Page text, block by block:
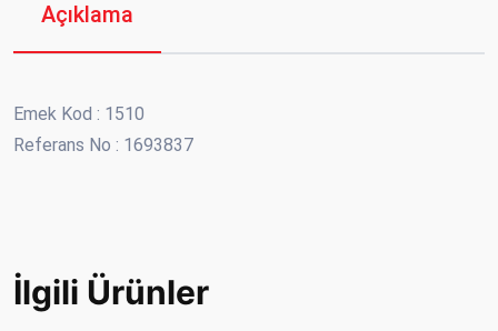
Açıklama
Emek Kod : 1510
Referans No : 1693837
İlgili Ürünler